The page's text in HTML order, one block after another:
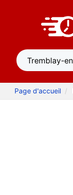
Page d'accueil